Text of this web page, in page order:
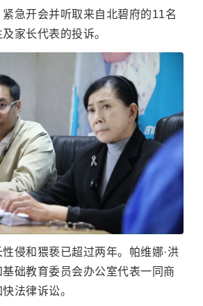
急开会并听取来自北碧府的11名
家长代表的投诉。
侵和猥亵已超过两年。帕维娜·洪
础教育委员会办公室代表一同商
法律诉讼。